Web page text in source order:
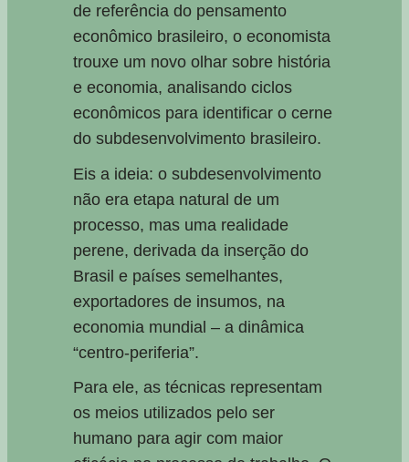
de referência do pensamento
econômico brasileiro, o economista
trouxe um novo olhar sobre história
e economia, analisando ciclos
econômicos para identificar o cerne
do subdesenvolvimento brasileiro.
Eis a ideia: o subdesenvolvimento
não era etapa natural de um
processo, mas uma realidade
perene, derivada da inserção do
Brasil e países semelhantes,
exportadores de insumos, na
economia mundial – a dinâmica
“centro-periferia”.
Para ele, as técnicas representam
os meios utilizados pelo ser
humano para agir com maior